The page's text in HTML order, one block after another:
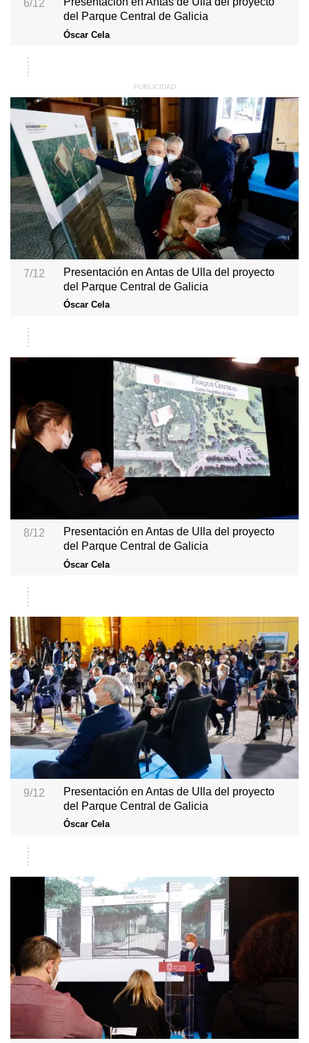
6/12
del Parque Central de Galicia
Óscar Cela
7/12
Presentación en Antas de Ulla del proyecto
del Parque Central de Galicia
Óscar Cela
8/12
Presentación en Antas de Ulla del proyecto
del Parque Central de Galicia
Óscar Cela
9/12
Presentación en Antas de Ulla del proyecto
del Parque Central de Galicia
Óscar Cela